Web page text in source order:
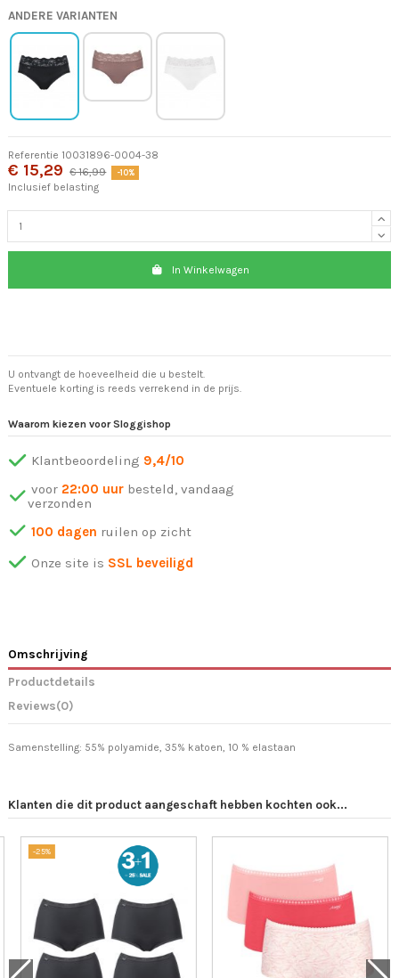
ANDERE VARIANTEN
Referentie 10031896-0004-38
€ 15,29 € 16,99 -10%
Inclusief belasting
In Winkelwagen
U ontvangt de hoeveelheid die u bestelt.
Eventuele korting is reeds verrekend in de prijs.
Waarom kiezen voor Sloggishop
Klantbeoordeling 9,4/10
voor 22:00 uur besteld, vandaag
verzonden
100 dagen ruilen op zicht
Onze site is SSL beveiligd
Omschrijving
Productdetails
Reviews(0)
Samenstelling: 55% polyamide, 35% katoen, 10 % elastaan
Klanten die dit product aangeschaft hebben kochten ook...
-25%